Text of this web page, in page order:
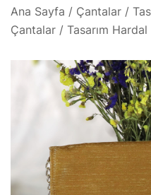
Ana Sayfa / Çantalar /
Çantalar / Tasarım